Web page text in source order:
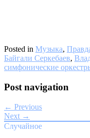
Posted in Музыка,
Байгали Серкебаев,
симфонические
Post navigation
← Previous
Next →
Случайное